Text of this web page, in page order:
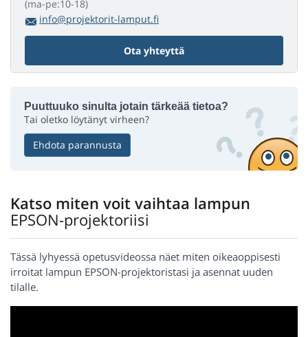
(ma-pe:10-18)
info@projektorit-lamput.fi
Ota yhteyttä
Puuttuuko sinulta jotain tärkeää tietoa?
Tai oletko löytänyt virheen?
Ehdota parannusta
Katso miten voit vaihtaa lampun
EPSON-projektoriisi
Tässä lyhyessä opetusvideossa näet miten oikeaoppisesti
irroitat lampun EPSON-projektoristasi ja asennat uuden
tilalle.